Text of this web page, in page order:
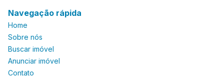
Navegação rápida
Home
Sobre nós
Buscar imóvel
Anunciar imóvel
Contato